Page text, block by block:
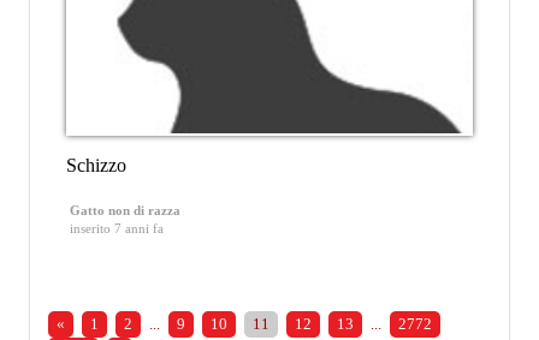
Schizzo
Gatto non di razza
inserito 7 anni fa
« 1 2 ... 9 10 11 12 13 ...
2772